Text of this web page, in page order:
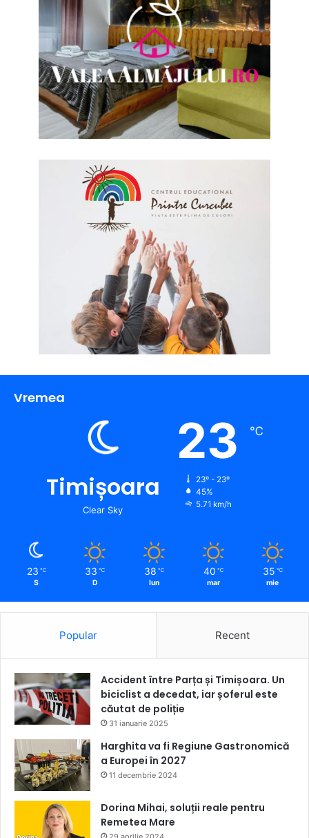
Vremea
Timișoara
Clear Sky
23 ℃
23º - 23º
45%
5.71 km/h
23 ℃
S
33 ℃
D
38 ℃
lun
40 ℃
mar
35 ℃
mie
Popular Recent
Accident între Parța și Timișoara. Un
biciclist a decedat, iar șoferul este
căutat de poliție
31 ianuarie 2025
Harghita va fi Regiune Gastronomică
a Europei în 2027
11 decembrie 2024
Dorina Mihai, soluții reale pentru
Remetea Mare